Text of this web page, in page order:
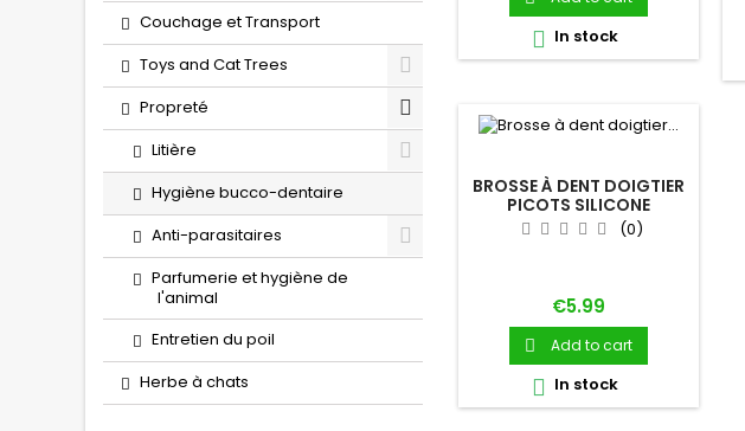
Couchage et Transport
Toys and Cat Trees
Propreté
Litière
Hygiène bucco-dentaire
Anti-parasitaires
Parfumerie et hygiène de
l'animal
Entretien du poil
Herbe à chats
 In stock
BROSSE À DENT DOIGTIER
PICOTS SILICONE
(0)
Price
€5.99
 Add to cart
 In stock